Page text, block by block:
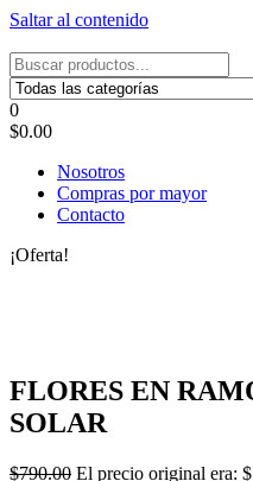
Saltar al contenido
Tel: 22087679 – Cel: 097
0
$0.00
Nosotros
Compras por mayor
Contacto
¡Oferta!
FLORES EN
SOLAR
$790.00 El precio original era: